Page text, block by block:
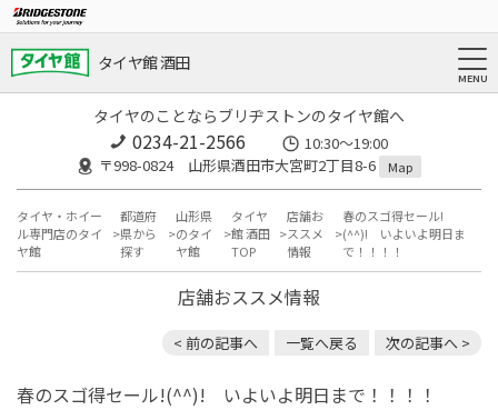
タイヤ館 酒田
タイヤのことならブリヂストンのタイヤ館へ
0234-21-2566
10:30～19:00
〒998-0824 山形県酒田市大宮町2丁目8-6
Map
タイヤ・ホイー
ル専門店のタイ
ヤ館
都道府
県から
探す
山形県
のタイ
ヤ館
タイヤ
館 酒田
TOP
店舗お
ススメ
情報
春のスゴ得セール!
(^^)! いよいよ明日ま
で！！！！
店舗おススメ情報
< 前の記事へ 一覧へ戻る 次の記事へ >
春のスゴ得セール!(^^)! いよいよ明日まで！！！！